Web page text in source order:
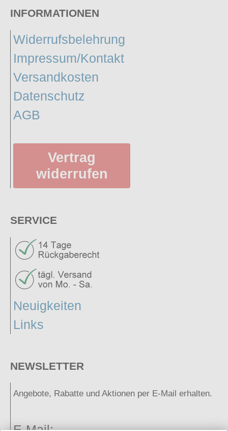
INFORMATIONEN
Widerrufsbelehrung
Impressum/Kontakt
Versandkosten
Datenschutz
AGB
Vertrag
widerrufen
SERVICE
Neuigkeiten
Links
NEWSLETTER
Angebote, Rabatte und Aktionen per E-Mail erhalten.